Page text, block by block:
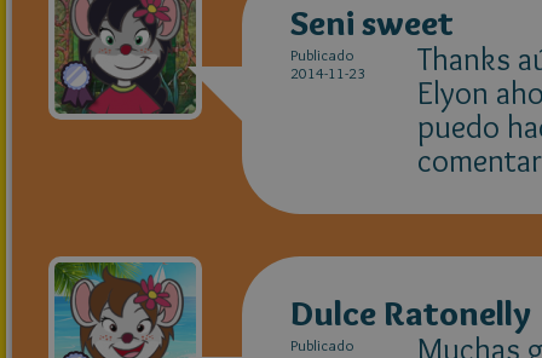
Seni sweet
Publicado
2014-11-23
Thanks
Elyon
puedo
Dulce Ratonelly
Publicado
Muchas